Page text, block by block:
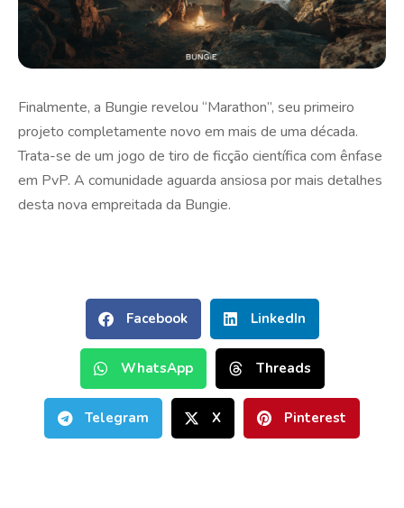
Finalmente, a Bungie revelou “Marathon”, seu primeiro
projeto completamente novo em mais de uma década.
Trata-se de um jogo de tiro de ficção científica com ênfase
em PvP. A comunidade aguarda ansiosa por mais detalhes
desta nova empreitada da Bungie.
Facebook LinkedIn
WhatsApp Threads
Telegram X Pinterest